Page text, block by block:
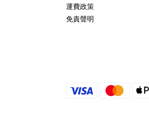
運費政策
免責聲明